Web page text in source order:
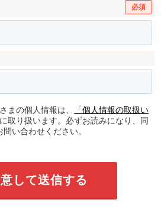
必須
まの個人情報は、
「個人情報の取扱い
取り扱います。必ずお読みになり、同
問い合わせください。
意して送信する